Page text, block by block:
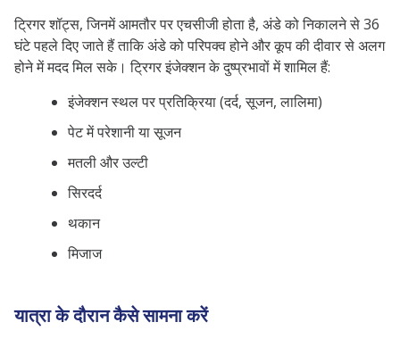
ट्रिगर शॉट्स, जिनमें आमतौर पर एचसीजी होता है, अंडे को निकालने से 36
घंटे पहले दिए जाते हैं ताकि अंडे को परिपक्व होने और कूप की दीवार से अलग
होने में मदद मिल सके।ट्रिगर इंजेक्शन के दुष्प्रभावों में शामिल हैं:
इंजेक्शन स्थल पर प्रतिक्रिया (दर्द, सूजन, लालिमा)
पेट में परेशानी या सूजन
मतली और उल्टी
सिरदर्द
थकान
मिजाज
यात्रा के दौरान कैसे सामना करें